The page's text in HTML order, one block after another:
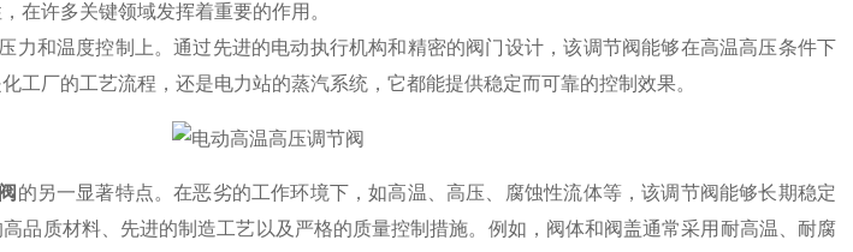
在许多关键领域发挥着重要的作用。
和温度控制上。通过先进的电动执行机构和精密的阀门设计，该调节阀能够在高温高压条件下
工厂的工艺流程，还是电力站的蒸汽系统，它都能提供稳定而可靠的控制效果。
的另一显著特点。在恶劣的工作环境下，如高温、高压、腐蚀性流体等，该调节阀能够长期稳定
品质材料、先进的制造工艺以及严格的质量控制措施。例如，阀体和阀盖通常采用耐高温、耐腐